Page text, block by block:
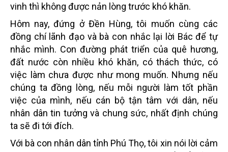
vinh thì không được nản lòng trước khó khăn.
Hôm nay, đứng ở Đền Hùng, tôi muốn cùng các
đồng chí lãnh đạo và bà con nhắc lại lời Bác để tự
nhắc mình. Con đường phát triển của quê hương,
đất nước còn nhiều khó khăn, có thách thức, có
việc làm chưa được như mong muốn. Nhưng nếu
chúng ta đồng lòng, nếu mỗi người làm tốt phần
việc của mình, nếu cán bộ tận tâm với dân, nếu
nhân dân tin tưởng và chung sức, nhất định chúng
ta sẽ đi tới đích.
Với bà con nhân dân tỉnh Phú Thọ, tôi xin nói lời cảm